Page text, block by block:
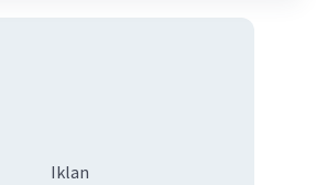
Iklan